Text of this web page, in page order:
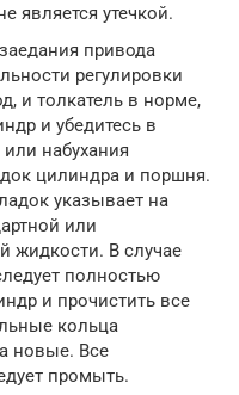
является утечкой.
привода
регулировки
и толкатель в норме,
и убедитесь в
набухания
цилиндра и поршня.
указывает на
или
жидкости. В случае
полностью
и прочистить все
кольца
новые. Все
промыть.